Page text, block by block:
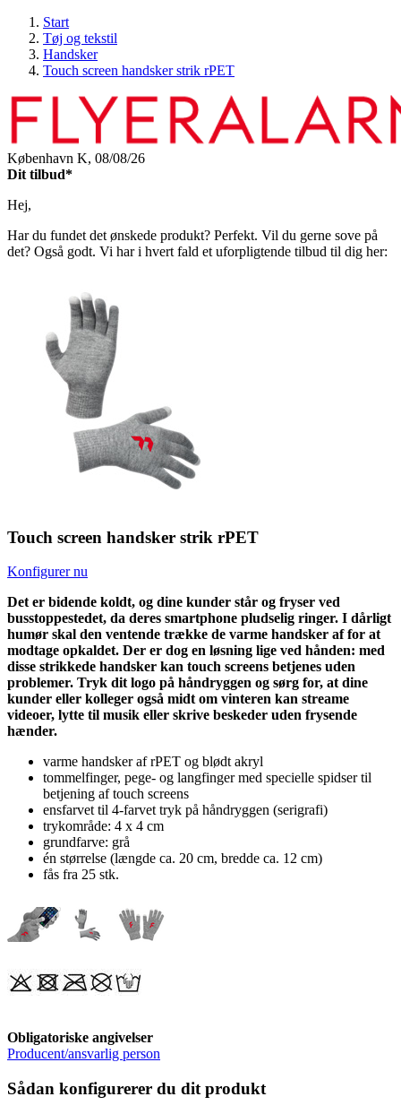
Start
Tøj og tekstil
Handsker
Touch screen handsker strik rPET
København K, 08/08/26
Dit tilbud*
Hej,
Har du fundet det ønskede produkt? Perfekt. Vil du gerne sove på
det? Også godt. Vi har i hvert fald et uforpligtende tilbud til dig her:
Touch screen handsker strik rPET
Konfigurer nu
Det er bidende koldt, og dine kunder står og fryser ved
busstoppestedet, da deres smartphone pludselig ringer. I dårligt
humør skal den ventende trække de varme handsker af for at
modtage opkaldet. Der er dog en løsning lige ved hånden: med
disse strikkede handsker kan touch screens betjenes uden
problemer. Tryk dit logo på håndryggen og sørg for, at dine
kunder eller kolleger også midt om vinteren kan streame
videoer, lytte til musik eller skrive beskeder uden frysende
hænder.
varme handsker af rPET og blødt akryl
tommelfinger, pege- og langfinger med specielle spidser til
betjening af touch screens
ensfarvet til 4-farvet tryk på håndryggen (serigrafi)
trykområde: 4 x 4 cm
grundfarve: grå
én størrelse (længde ca. 20 cm, bredde ca. 12 cm)
fås fra 25 stk.
Obligatoriske angivelser
Producent/ansvarlig person
Sådan konfigurerer du dit produkt